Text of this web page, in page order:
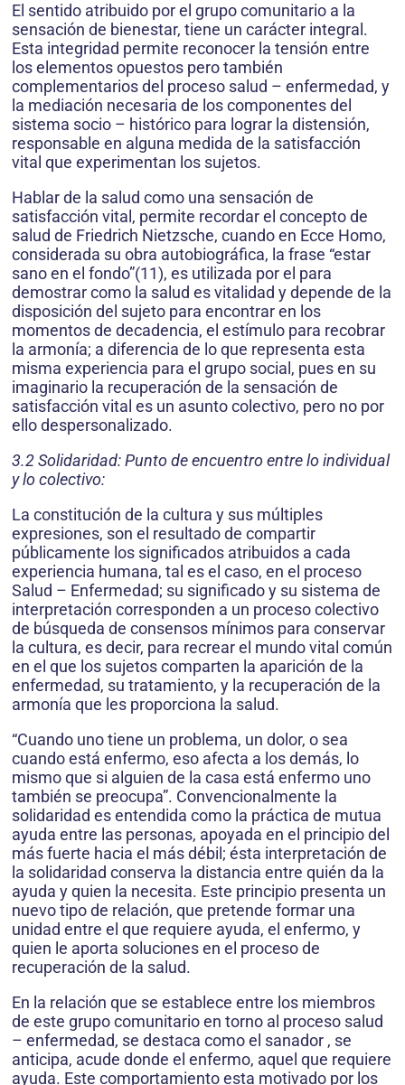
El sentido atribuido por el grupo comunitario a la
sensación de bienestar, tiene un carácter integral.
Esta integridad permite reconocer la tensión entre
los elementos opuestos pero también
complementarios del proceso salud – enfermedad, y
la mediación necesaria de los componentes del
sistema socio – histórico para lograr la distensión,
responsable en alguna medida de la satisfacción
vital que experimentan los sujetos.
Hablar de la salud como una sensación de
satisfacción vital, permite recordar el concepto de
salud de Friedrich Nietzsche, cuando en Ecce Homo,
considerada su obra autobiográfica, la frase “estar
sano en el fondo”(11), es utilizada por el para
demostrar como la salud es vitalidad y depende de la
disposición del sujeto para encontrar en los
momentos de decadencia, el estímulo para recobrar
la armonía; a diferencia de lo que representa esta
misma experiencia para el grupo social, pues en su
imaginario la recuperación de la sensación de
satisfacción vital es un asunto colectivo, pero no por
ello despersonalizado.
3.2 Solidaridad: Punto de encuentro entre lo individual
y lo colectivo:
La constitución de la cultura y sus múltiples
expresiones, son el resultado de compartir
públicamente los significados atribuidos a cada
experiencia humana, tal es el caso, en el proceso
Salud – Enfermedad; su significado y su sistema de
interpretación corresponden a un proceso colectivo
de búsqueda de consensos mínimos para conservar
la cultura, es decir, para recrear el mundo vital común
en el que los sujetos comparten la aparición de la
enfermedad, su tratamiento, y la recuperación de la
armonía que les proporciona la salud.
“Cuando uno tiene un problema, un dolor, o sea
cuando está enfermo, eso afecta a los demás, lo
mismo que si alguien de la casa está enfermo uno
también se preocupa”. Convencionalmente la
solidaridad es entendida como la práctica de mutua
ayuda entre las personas, apoyada en el principio del
más fuerte hacia el más débil; ésta interpretación de
la solidaridad conserva la distancia entre quién da la
ayuda y quien la necesita. Este principio presenta un
nuevo tipo de relación, que pretende formar una
unidad entre el que requiere ayuda, el enfermo, y
quien le aporta soluciones en el proceso de
recuperación de la salud.
En la relación que se establece entre los miembros
de este grupo comunitario en torno al proceso salud
– enfermedad, se destaca como el sanador , se
anticipa, acude donde el enfermo, aquel que requiere
ayuda. Este comportamiento esta motivado por los